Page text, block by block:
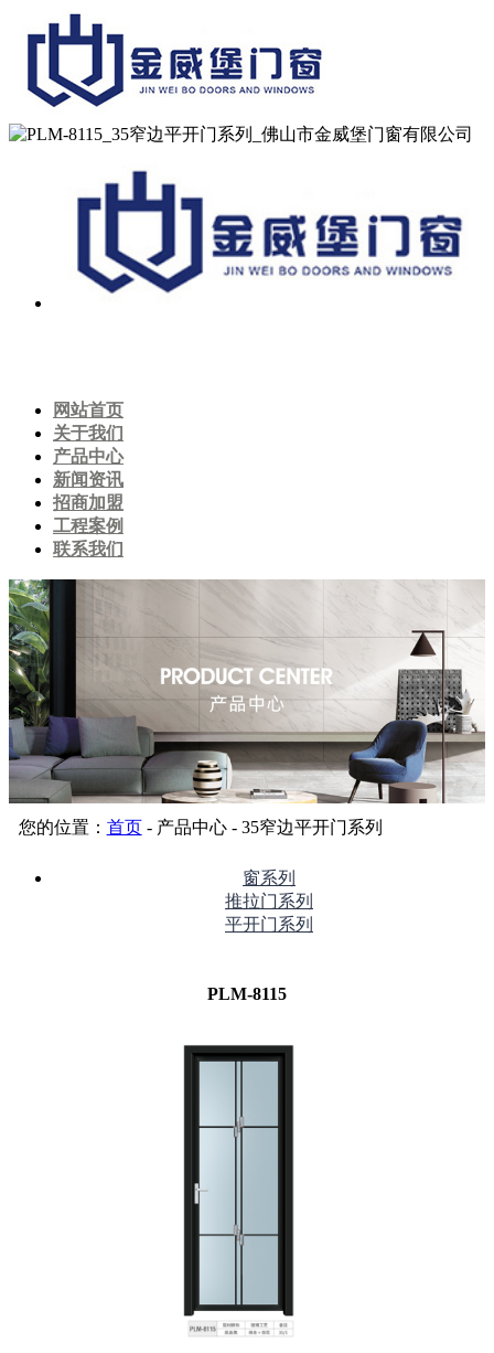
网站首页
关于我们
产品中心
新闻资讯
招商加盟
工程案例
联系我们
您的位置： 首页- 产品中心 - 35窄边平开门系列
窗系列
推拉门系列
平开门系列
PLM-8115